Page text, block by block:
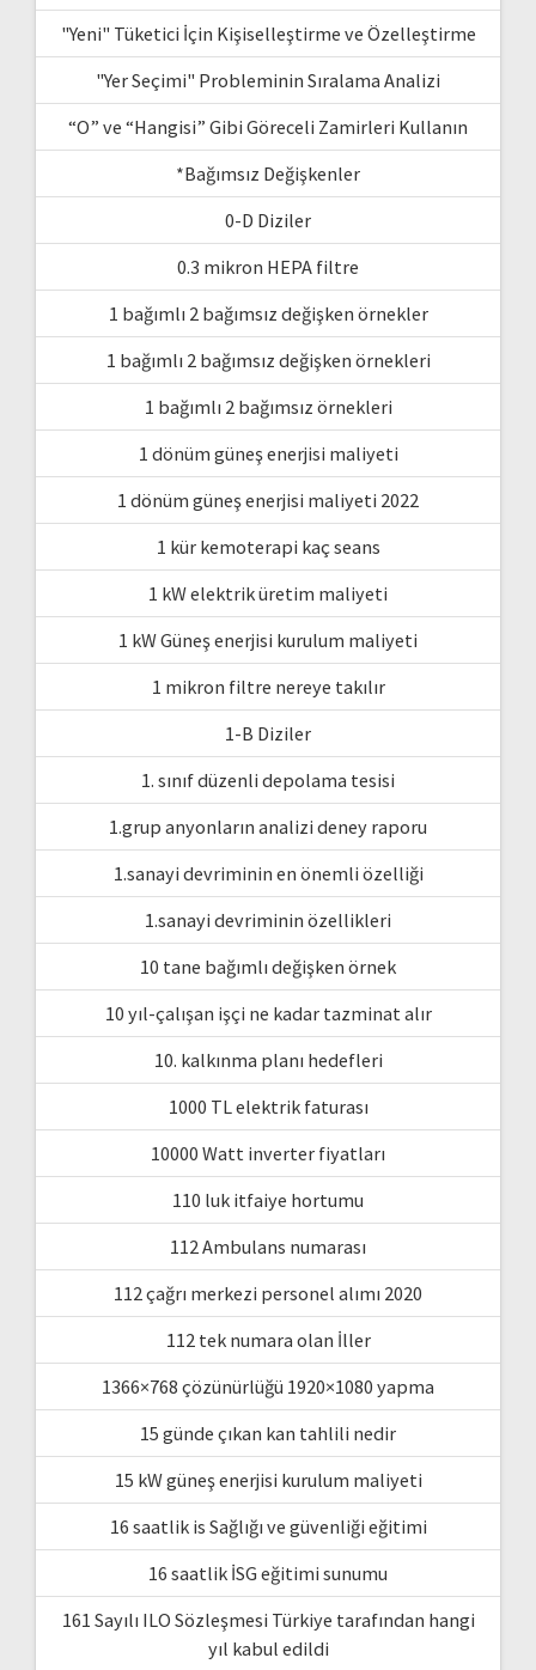
"Yeni" Tüketici İçin Kişiselleştirme ve Özelleştirme
"Yer Seçimi" Probleminin Sıralama Analizi
“O” ve “Hangisi” Gibi Göreceli Zamirleri Kullanın
*Bağımsız Değişkenler
0-D Diziler
0.3 mikron HEPA filtre
1 bağımlı 2 bağımsız değişken örnekler
1 bağımlı 2 bağımsız değişken örnekleri
1 bağımlı 2 bağımsız örnekleri
1 dönüm güneş enerjisi maliyeti
1 dönüm güneş enerjisi maliyeti 2022
1 kür kemoterapi kaç seans
1 kW elektrik üretim maliyeti
1 kW Güneş enerjisi kurulum maliyeti
1 mikron filtre nereye takılır
1-B Diziler
1. sınıf düzenli depolama tesisi
1.grup anyonların analizi deney raporu
1.sanayi devriminin en önemli özelliği
1.sanayi devriminin özellikleri
10 tane bağımlı değişken örnek
10 yıl-çalışan işçi ne kadar tazminat alır
10. kalkınma planı hedefleri
1000 TL elektrik faturası
10000 Watt inverter fiyatları
110 luk itfaiye hortumu
112 Ambulans numarası
112 çağrı merkezi personel alımı 2020
112 tek numara olan İller
1366×768 çözünürlüğü 1920×1080 yapma
15 günde çıkan kan tahlili nedir
15 kW güneş enerjisi kurulum maliyeti
16 saatlik is Sağlığı ve güvenliği eğitimi
16 saatlik İSG eğitimi sunumu
161 Sayılı ILO Sözleşmesi Türkiye tarafından hangi
yıl kabul edildi